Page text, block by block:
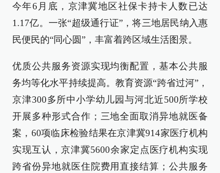
今年6月底，京津冀地区社保卡持卡人数已达
1.17亿。一张“超级通行证”，将三地居民纳入惠
民便民的“同心圆”，丰富着跨区域生活图景。
优质公共服务资源实现均衡配置，基本公共服
务均等化水平持续提高。教育资源“跨省过河”，
京津300多所中小学幼儿园与河北近500所学校
开展多种形式合作；三地全面取消异地就医备
案，60项临床检验结果在京津冀914家医疗机构
实现互认，京津冀5600余家定点医疗机构实现
跨省份异地就医住院费用直接结算；公共服务